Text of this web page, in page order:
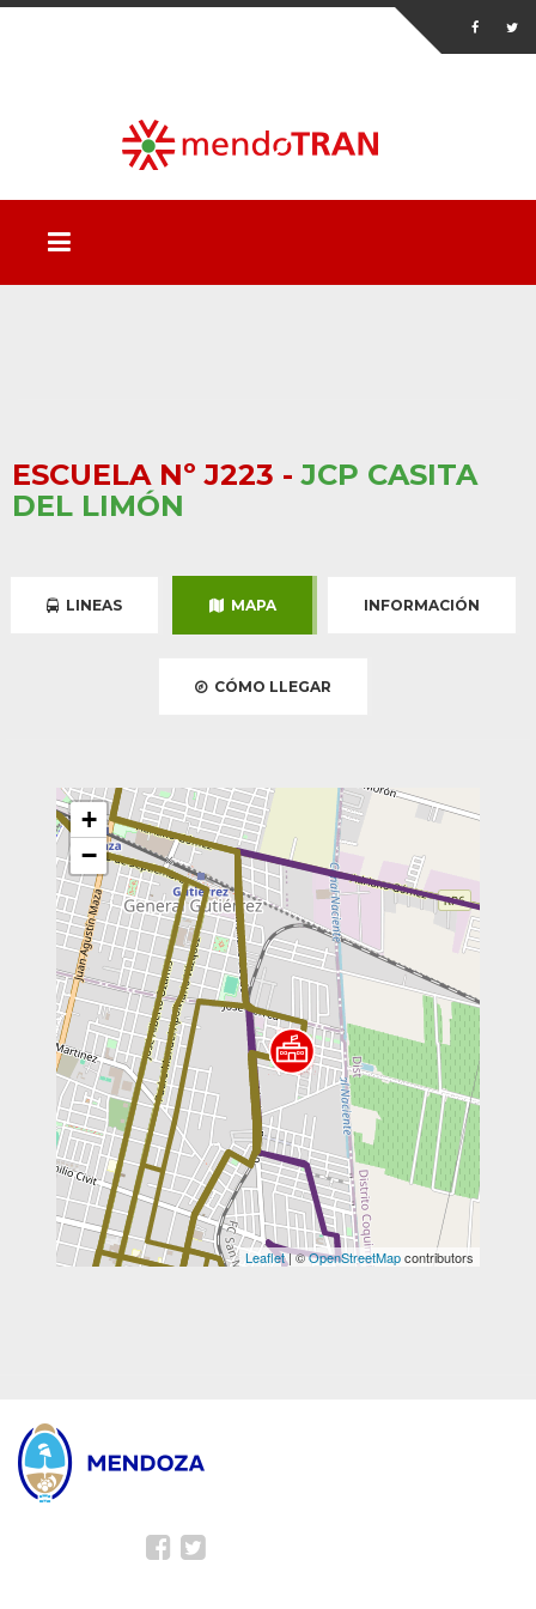
ESCUELA Nº J223 -JCP CASITA
DEL LIMÓN
LINEAS MAPA INFORMACIÓN
CÓMO LLEGAR
+
−
Leaflet| ©OpenStreetMapcontributors